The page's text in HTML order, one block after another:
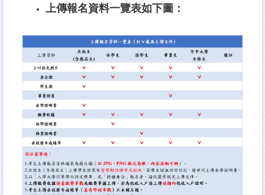
上傳報名資料一覽表如下圖：